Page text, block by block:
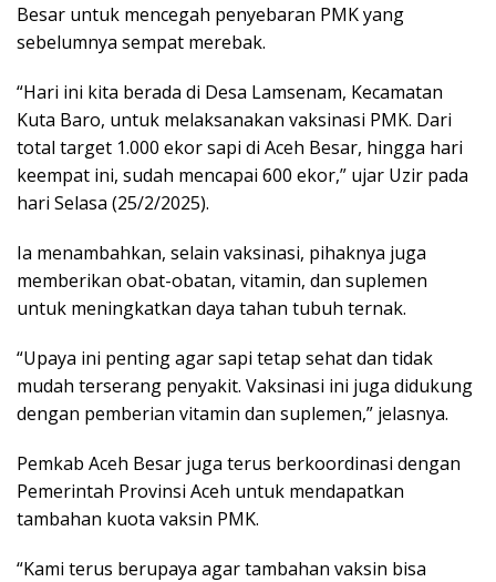
Besar untuk mencegah penyebaran PMK yang
sebelumnya sempat merebak.
“Hari ini kita berada di Desa Lamsenam, Kecamatan
Kuta Baro, untuk melaksanakan vaksinasi PMK. Dari
total target 1.000 ekor sapi di Aceh Besar, hingga hari
keempat ini, sudah mencapai 600 ekor,” ujar Uzir pada
hari Selasa (25/2/2025).
Ia menambahkan, selain vaksinasi, pihaknya juga
memberikan obat-obatan, vitamin, dan suplemen
untuk meningkatkan daya tahan tubuh ternak.
“Upaya ini penting agar sapi tetap sehat dan tidak
mudah terserang penyakit. Vaksinasi ini juga didukung
dengan pemberian vitamin dan suplemen,” jelasnya.
Pemkab Aceh Besar juga terus berkoordinasi dengan
Pemerintah Provinsi Aceh untuk mendapatkan
tambahan kuota vaksin PMK.
“Kami terus berupaya agar tambahan vaksin bisa